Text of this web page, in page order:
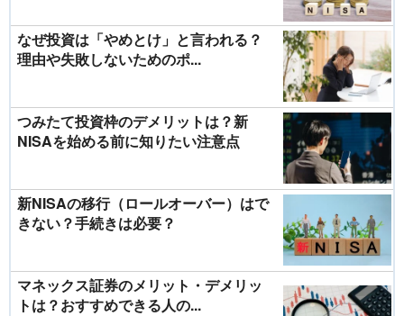
なぜ投資は「やめとけ」と言われる？
理由や失敗しないためのポ...
つみたて投資枠のデメリットは？新
NISAを始める前に知りたい注意点
新NISAの移行（ロールオーバー）はで
きない？手続きは必要？
マネックス証券のメリット・デメリッ
トは？おすすめできる人の...